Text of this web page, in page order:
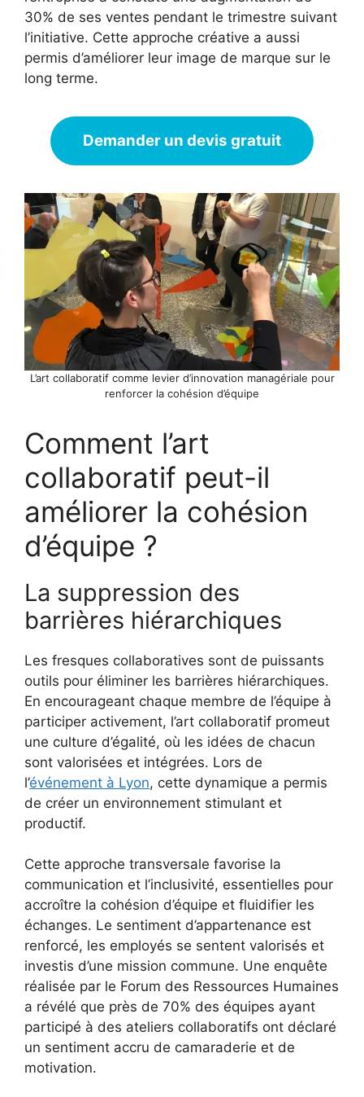
30% de ses ventes pendant le trimestre suivant
l’initiative. Cette approche créative a aussi
permis d’améliorer leur image de marque sur le
long terme.
Demander un devis gratuit
L’art collaboratif comme levier d’innovation managériale pour
renforcer la cohésion d’équipe
Comment l’art
collaboratif peut-il
améliorer la cohésion
d’équipe ?
La suppression des
barrières hiérarchiques
Les fresques collaboratives sont de puissants
outils pour éliminer les barrières hiérarchiques.
En encourageant chaque membre de l’équipe à
participer activement, l’art collaboratif promeut
une culture d’égalité, où les idées de chacun
sont valorisées et intégrées. Lors de
l’événement à Lyon, cette dynamique a permis
de créer un environnement stimulant et
productif.
Cette approche transversale favorise la
communication et l’inclusivité, essentielles pour
accroître la cohésion d’équipe et fluidifier les
échanges. Le sentiment d’appartenance est
renforcé, les employés se sentent valorisés et
investis d’une mission commune. Une enquête
réalisée par le Forum des Ressources Humaines
a révélé que près de 70% des équipes ayant
participé à des ateliers collaboratifs ont déclaré
un sentiment accru de camaraderie et de
motivation.